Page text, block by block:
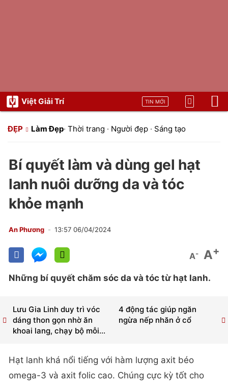
Việt Giải Trí TIN MỚI
ĐẸP Làm Đẹp· Thời trang · Người đẹp · Sáng tạo
Bí quyết làm và dùng gel hạt
lanh nuôi dưỡng da và tóc
khỏe mạnh
An Phương 13:57 06/04/2024
A- A+
Những bí quyết chăm sóc da và tóc từ hạt lanh.
4 động tác giúp ngăn
ngừa nếp nhăn ở cổ
Lưu Gia Linh duy trì vóc
dáng thon gọn nhờ ăn
khoai lang, chạy bộ mỗi...
Hạt lanh khá nổi tiếng với hàm lượng axit béo
omega-3 và axit folic cao. Chúng cực kỳ tốt cho